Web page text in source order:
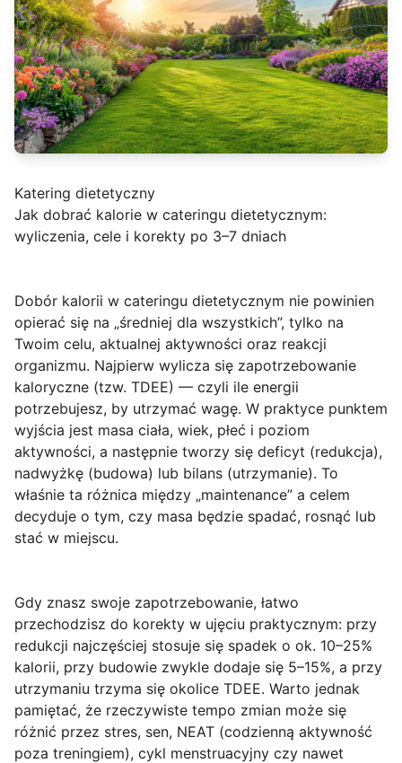
Katering dietetyczny
Jak dobrać kalorie w cateringu dietetycznym:
wyliczenia, cele i korekty po 3–7 dniach
Dobór kalorii w cateringu dietetycznym nie powinien
opierać się na „średniej dla wszystkich”, tylko na
Twoim celu, aktualnej aktywności oraz reakcji
organizmu. Najpierw wylicza się zapotrzebowanie
kaloryczne (tzw. TDEE) — czyli ile energii
potrzebujesz, by utrzymać wagę. W praktyce punktem
wyjścia jest masa ciała, wiek, płeć i poziom
aktywności, a następnie tworzy się deficyt (redukcja),
nadwyżkę (budowa) lub bilans (utrzymanie). To
właśnie ta różnica między „maintenance” a celem
decyduje o tym, czy masa będzie spadać, rosnąć lub
stać w miejscu.
Gdy znasz swoje zapotrzebowanie, łatwo
przechodzisz do korekty w ujęciu praktycznym: przy
redukcji najczęściej stosuje się spadek o ok. 10–25%
kalorii, przy budowie zwykle dodaje się 5–15%, a przy
utrzymaniu trzyma się okolice TDEE. Warto jednak
pamiętać, że rzeczywiste tempo zmian może się
różnić przez stres, sen, NEAT (codzienną aktywność
poza treningiem), cykl menstruacyjny czy nawet